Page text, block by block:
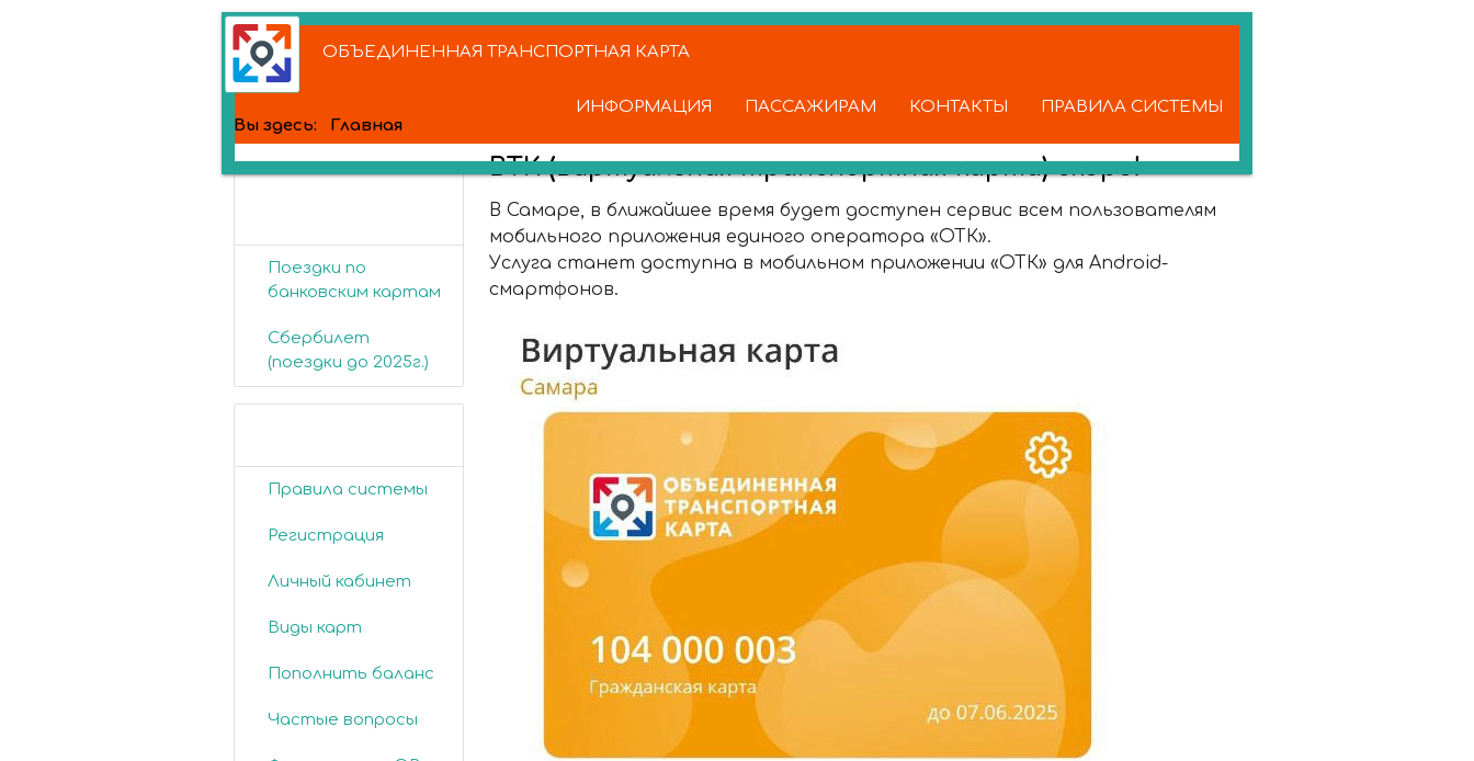
ОБЪЕДИНЕННАЯ ТРАНСПОРТНАЯ КАРТА
ИНФОРМАЦИЯ ПАССАЖИРАМ КОНТАКТЫ
ПРАВИЛА СИСТЕМЫ
Вы здесь: Главная
Поездки по
банковским картам
Сбербилет
(поездки до 2025г.)
Правила системы
Регистрация
Личный кабинет
Виды карт
Пополнить баланс
Частые вопросы
ВТК (виртуальная транспортная карта) скоро!
В Самаре, в ближайшее время будет доступен сервис всем пользователям
мобильного приложения единого оператора «ОТК».
Услуга станет доступна в мобильном приложении «ОТК» для Android-
смартфонов.